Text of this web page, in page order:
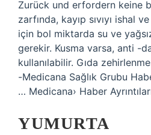
Zurück und erfordern keine
zarfında, kayıp sıvıyı ishal
için bol miktarda su ve yağsız
gerekir. Kusma varsa, anti -
kullanılabilir. Gıda
-Medicana Sağlık Grubu
… Medicana› Haber
YUMURTA